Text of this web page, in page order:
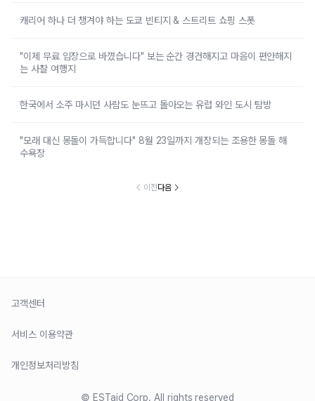
캐리어 하나 더 챙겨야 하는 도쿄 빈티지 & 스트리트 쇼핑 스폿
"이제 무료 입장으로 바꼈습니다" 보는 순간 경건해지고 마음이 편안해지
는 사찰 여행지
한국에서 소주 마시던 사람도 눈뜨고 돌아오는 유럽 와인 도시 탐방
"모래 대신 몽돌이 가득합니다" 8월 23일까지 개장되는 조용한 몽돌 해
수욕장
이전다음
고객센터
서비스 이용약관
개인정보처리방침
© ESTaid Corp. All rights reserved